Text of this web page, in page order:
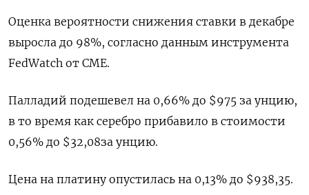
Оценка вероятности снижения ставки в декабре
выросла до 98%, согласно данным инструмента
FedWatch от CME.
Палладий подешевел на 0,66% до $975​​ за унцию,
в то время как серебро прибавило в стоимости
0,56% до $32,08​ за унцию.
Цена на платину опустилась на 0,13% до $938,35.